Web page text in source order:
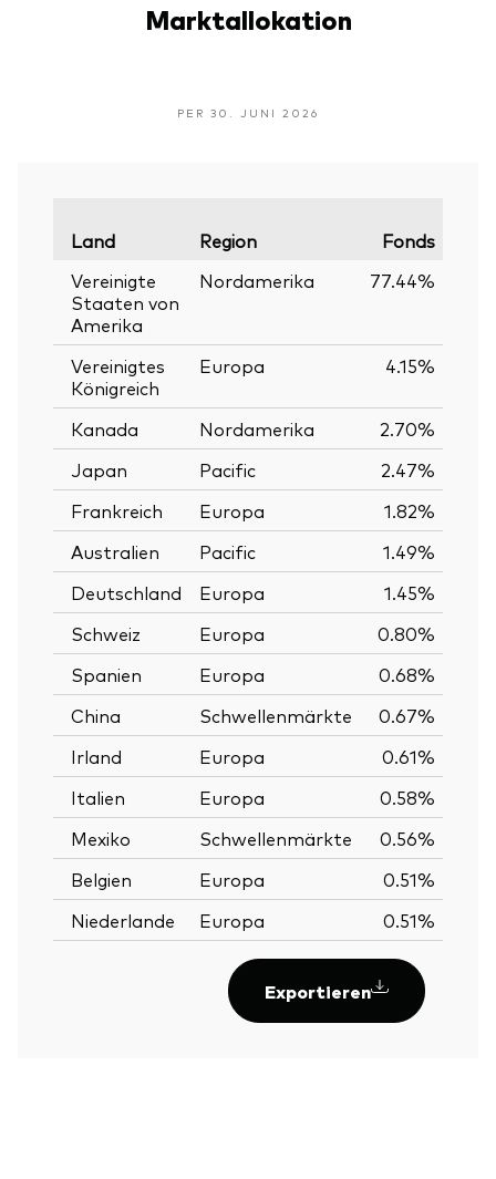
Marktallokation
PER 30. JUNI 2026
Land Region Fonds
Vereinigte
Staaten von
Amerika
Nordamerika 77.44%
Vereinigtes
Königreich
Europa 4.15%
Kanada Nordamerika
2.70%
Japan
Pacific
2.47%
Frankreich
Europa
1.82%
Australien
Pacific
1.49%
Deutschland
Europa
1.45%
Schweiz
Europa
0.80%
Spanien
Europa
0.68%
China
Schwellenmärkte
0.67%
Irland
Europa
0.61%
Italien
Europa
0.58%
Mexiko
Schwellenmärkte
0.56%
Belgien
Europa
0.51%
Niederlande
Europa 0.51%
Exportieren